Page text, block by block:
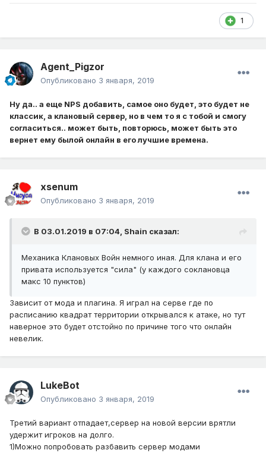
1
Agent_Pigzor
Опубликовано 3 января, 2019
Ну да.. а еще NPS добавить, самое оно будет, это будет не
классик, а клановый сервер, но в чем то я с тобой и смогу
согласиться.. может быть, повторюсь, может быть это
вернет ему былой онлайн в его лучшие времена.
xsenum
Опубликовано 3 января, 2019
В 03.01.2019 в 07:04, Shain сказал:
Механика Клановых Войн немного иная. Для клана и его
привата используется "сила" (у каждого соклановца
макс 10 пунктов)
Зависит от мода и плагина. Я играл на серве где по
расписанию квадрат территории открывался к атаке, но тут
наверное это будет отстойно по причине того что онлайн
невелик.
LukeBot
Опубликовано 3 января, 2019
Третий вариант отпадает,сервер на новой версии врятли
удержит игроков на долго.
1)Можно попробовать разбавить сервер модами